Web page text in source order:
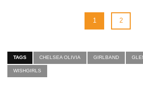
1 2
TAGS CHELSEA OLIVIA GIRLBAND
WISHGIRLS